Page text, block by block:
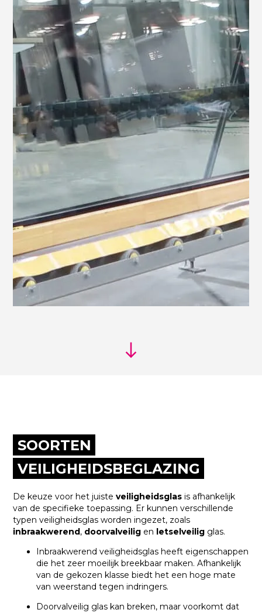
SOORTEN
VEILIGHEIDSBEGLAZING
De keuze voor het juisteveiligheidsglas is afhankelijk
van de specifieke toepassing. Er kunnen verschillende
typen veiligheidsglas worden ingezet, zoals
inbraakwerend, doorvalveilig en letselveilig glas.
Inbraakwerend veiligheidsglas heeft eigenschappen
die het zeer moeilijk breekbaar maken. Afhankelijk
van de gekozen klasse biedt het een hoge mate
van weerstand tegen indringers.
Doorvalveilig glas kan breken, maar voorkomt dat